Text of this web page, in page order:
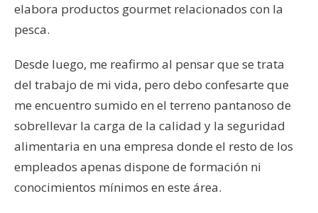
elabora productos gourmet relacionados con la
pesca.
Desde luego, me reafirmo al pensar que se trata
del trabajo de mi vida, pero debo confesarte que
me encuentro sumido en el terreno pantanoso de
sobrellevar la carga de la calidad y la seguridad
alimentaria en una empresa donde el resto de los
empleados apenas dispone de formación ni
conocimientos mínimos en este área.